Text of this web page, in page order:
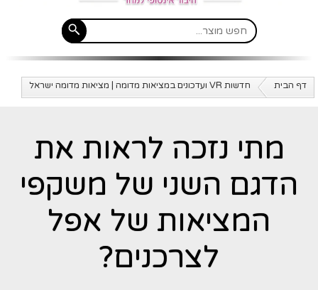
דף הבית חדשות VR ועדכונים במציאות מדומה | מציאות מדומה ישראל
מתי נזכה לראות את
הדגם השני של משקפי
המציאות של אפל
לצרכנים?